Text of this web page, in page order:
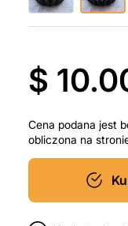
$
Cena podana jest
obliczona na